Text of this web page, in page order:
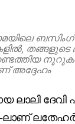
തങ്ങളുടെ
അദ്ദേഹം
ലാലി ദേവി
ലതേഹർ